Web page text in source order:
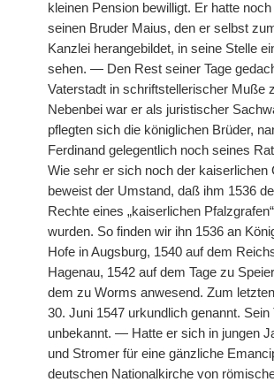
kleinen Pension bewilligt. Er hatte
seinen Bruder Maius, den er selbst
Kanzlei herangebildet, in seine Stelle
sehen. — Den Rest seiner Tage
Vaterstadt in schriftstellerischer Muße
Nebenbei war er als juristischer
pflegten sich die königlichen Brüder,
Ferdinand gelegentlich noch seines
Wie sehr er sich noch der kaiserlichen
beweist der Umstand, daß ihm 1536
Rechte eines „kaiserlichen
wurden. So finden wir ihn 1536 an
Hofe in Augsburg, 1540 auf dem
Hagenau, 1542 auf dem Tage zu
dem zu Worms anwesend. Zum
30. Juni 1547 urkundlich genannt. Sein
unbekannt. — Hatte er sich in jungen
und Stromer für eine gänzliche
deutschen Nationalkirche von